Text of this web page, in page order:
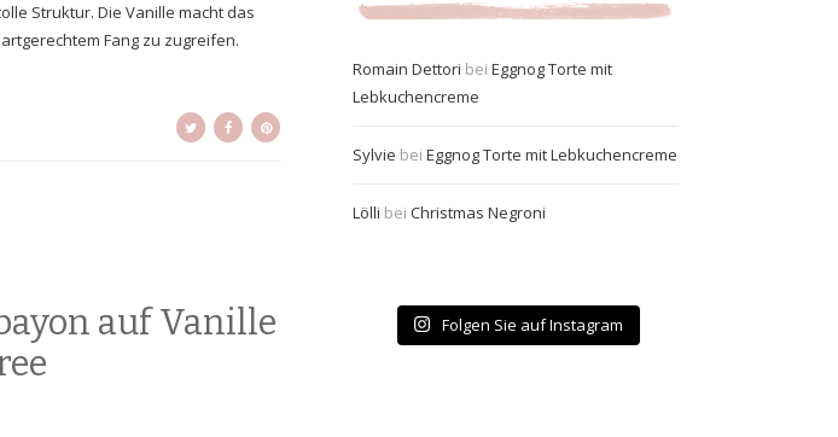
Struktur. Die Vanille macht das
Fang zu zugreifen.
auf Vanille
Romain Dettori bei Eggnog Torte mit
Lebkuchencreme
Sylvie bei Eggnog Torte mit Lebkuchencreme
Lölli bei Christmas Negroni
Folgen Sie auf Instagram